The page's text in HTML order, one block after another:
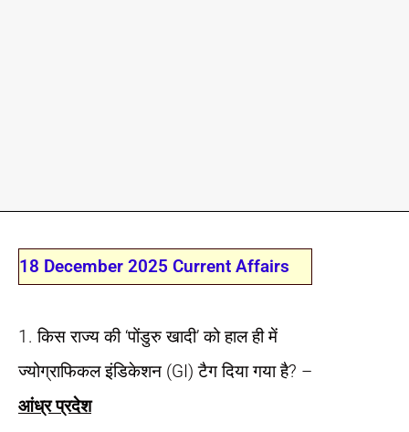
18 December 2025 Current Affairs
1. किस राज्य की ‘पोंडुरु खादी’ को हाल ही में
ज्योग्राफिकल इंडिकेशन (GI) टैग दिया गया है? –
आंध्र प्रदेश